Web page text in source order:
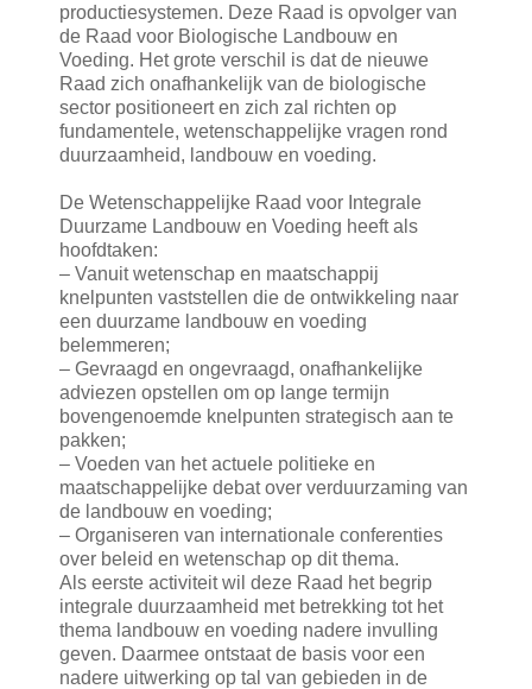
productiesystemen. Deze Raad is opvolger van
de Raad voor Biologische Landbouw en
Voeding. Het grote verschil is dat de nieuwe
Raad zich onafhankelijk van de biologische
sector positioneert en zich zal richten op
fundamentele, wetenschappelijke vragen rond
duurzaamheid, landbouw en voeding.
De Wetenschappelijke Raad voor Integrale
Duurzame Landbouw en Voeding heeft als
hoofdtaken:
– Vanuit wetenschap en maatschappij
knelpunten vaststellen die de ontwikkeling naar
een duurzame landbouw en voeding
belemmeren;
– Gevraagd en ongevraagd, onafhankelijke
adviezen opstellen om op lange termijn
bovengenoemde knelpunten strategisch aan te
pakken;
– Voeden van het actuele politieke en
maatschappelijke debat over verduurzaming van
de landbouw en voeding;
– Organiseren van internationale conferenties
over beleid en wetenschap op dit thema.
Als eerste activiteit wil deze Raad het begrip
integrale duurzaamheid met betrekking tot het
thema landbouw en voeding nadere invulling
geven. Daarmee ontstaat de basis voor een
nadere uitwerking op tal van gebieden in de